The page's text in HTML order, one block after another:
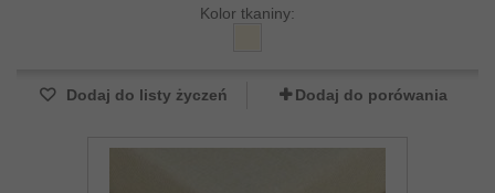
Kolor tkaniny:
Dodaj do listy życzeń Dodaj do porówania